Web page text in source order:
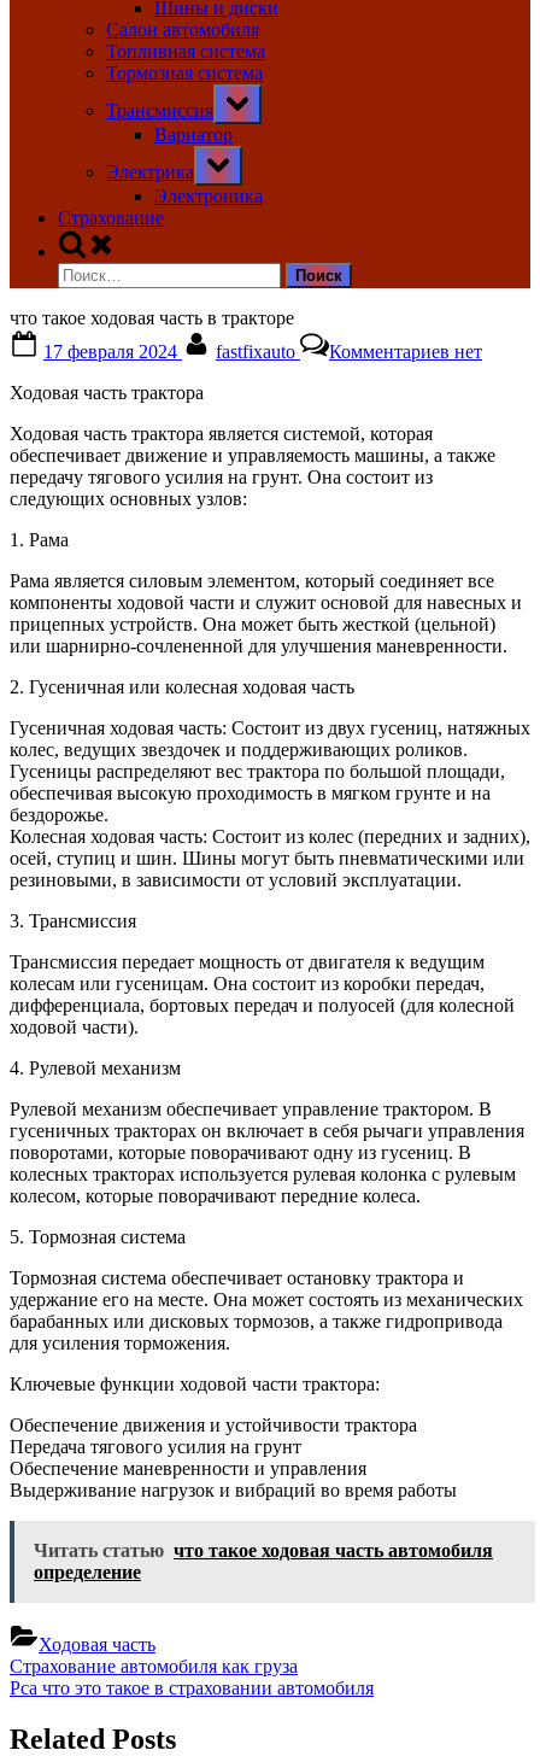
Шины и диски
Салон автомобиля
Топливная система
Тормозная система
Трансмиссия
Toggle
sub-
menu
Вариатор
Электрика
Toggle
sub-
menu
Электроника
Страхование
Toggle
search
form
Найти:
что такое ходовая часть в тракторе
on
17 февраля 2024 fastfixauto Комментариевзаписи
в
нет
Ходовая часть трактора
Ходовая часть трактора является системой, которая
обеспечивает движение и управляемость машины, а также
передачу тягового усилия на грунт. Она состоит из
следующих основных узлов:
1. Рама
Рама является силовым элементом, который соединяет все
компоненты ходовой части и служит основой для навесных и
прицепных устройств. Она может быть жесткой (цельной)
или шарнирно-сочлененной для улучшения маневренности.
2. Гусеничная или колесная ходовая часть
Гусеничная ходовая часть: Состоит из двух гусениц, натяжных
колес, ведущих звездочек и поддерживающих роликов.
Гусеницы распределяют вес трактора по большой площади,
обеспечивая высокую проходимость в мягком грунте и на
бездорожье.
Колесная ходовая часть: Состоит из колес (передних и задних),
осей, ступиц и шин. Шины могут быть пневматическими или
резиновыми, в зависимости от условий эксплуатации.
3. Трансмиссия
Трансмиссия передает мощность от двигателя к ведущим
колесам или гусеницам. Она состоит из коробки передач,
дифференциала, бортовых передач и полуосей (для колесной
ходовой части).
4. Рулевой механизм
Рулевой механизм обеспечивает управление трактором. В
гусеничных тракторах он включает в себя рычаги управления
поворотами, которые поворачивают одну из гусениц. В
колесных тракторах используется рулевая колонка с рулевым
колесом, которые поворачивают передние колеса.
5. Тормозная система
Тормозная система обеспечивает остановку трактора и
удержание его на месте. Она может состоять из механических
барабанных или дисковых тормозов, а также гидропривода
для усиления торможения.
Ключевые функции ходовой части трактора:
Обеспечение движения и устойчивости трактора
Передача тягового усилия на грунт
Обеспечение маневренности и управления
Выдерживание нагрузок и вибраций во время работы
Читать статью что такое ходовая часть автомобиля
определение
Ходовая часть
Навигация
по
записям
Previous
Post:
Страхование автомобиля как груза
Next
Рса что это такое в страховании автомобиля
Related Posts